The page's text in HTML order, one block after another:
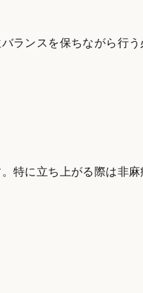
ランスを保ちながら行う
特に立ち上がる際は非麻